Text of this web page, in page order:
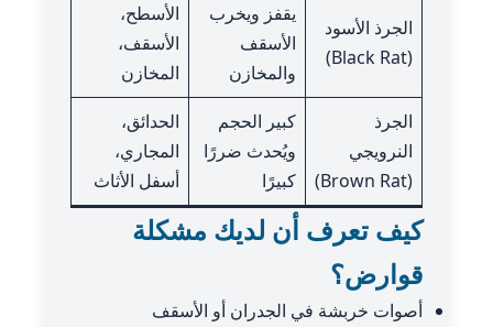
الجرذ الأسود
(Black Rat)
يقفز ويخرب
الأسقف
والمخازن
الأسطح،
الأسقف،
المخازن
الجرذ
النرويجي
(Brown Rat)
كبير الحجم
ويُحدث ضررًا
كبيرًا
الحدائق،
المجاري،
أسفل الأثاث
كيف تعرف أن لديك مشكلة
قوارض؟
أصوات خربشة في الجدران أو الأسقف